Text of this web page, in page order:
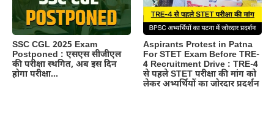
SSC CGL 2025 Exam
Postponed : एसएस सीजीएल
की परीक्षा स्थगित, अब इस दिन
होगा परीक्षा…
Aspirants Protest in Patna
For STET Exam Before TRE-
4 Recruitment Drive : TRE-4
से पहले STET परीक्षा की मांग को
लेकर अभ्यर्थियों का जोरदार प्रदर्शन